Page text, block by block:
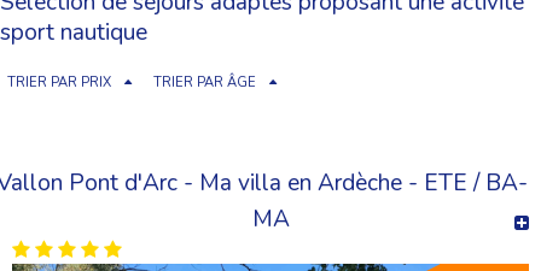
sport nautique
TRIER PAR PRIX TRIER PAR ÂGE
Pont d'Arc - Ma villa en Ardèche - ETE / BA-
MA